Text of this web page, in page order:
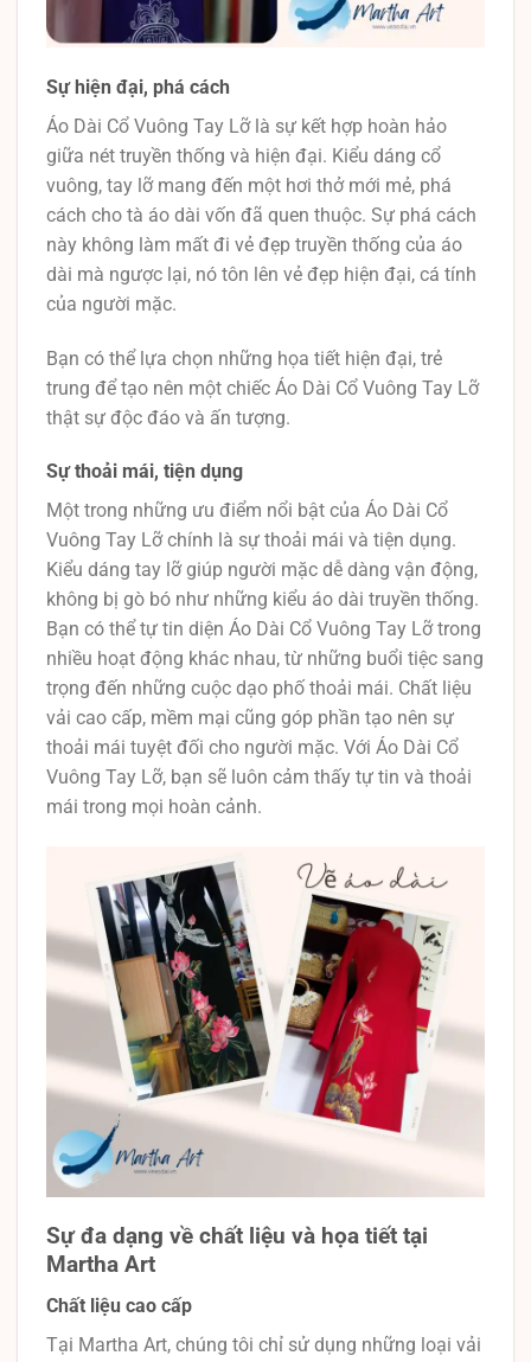
Sự hiện đại, phá cách
Áo Dài Cổ Vuông Tay Lỡ là sự kết hợp hoàn hảo
giữa nét truyền thống và hiện đại. Kiểu dáng cổ
vuông, tay lỡ mang đến một hơi thở mới mẻ, phá
cách cho tà áo dài vốn đã quen thuộc. Sự phá cách
này không làm mất đi vẻ đẹp truyền thống của áo
dài mà ngược lại, nó tôn lên vẻ đẹp hiện đại, cá tính
của người mặc.
Bạn có thể lựa chọn những họa tiết hiện đại, trẻ
trung để tạo nên một chiếc Áo Dài Cổ Vuông Tay Lỡ
thật sự độc đáo và ấn tượng.
Sự thoải mái, tiện dụng
Một trong những ưu điểm nổi bật của Áo Dài Cổ
Vuông Tay Lỡ chính là sự thoải mái và tiện dụng.
Kiểu dáng tay lỡ giúp người mặc dễ dàng vận động,
không bị gò bó như những kiểu áo dài truyền thống.
Bạn có thể tự tin diện Áo Dài Cổ Vuông Tay Lỡ trong
nhiều hoạt động khác nhau, từ những buổi tiệc sang
trọng đến những cuộc dạo phố thoải mái. Chất liệu
vải cao cấp, mềm mại cũng góp phần tạo nên sự
thoải mái tuyệt đối cho người mặc. Với Áo Dài Cổ
Vuông Tay Lỡ, bạn sẽ luôn cảm thấy tự tin và thoải
mái trong mọi hoàn cảnh.
Sự đa dạng về chất liệu và họa tiết tại
Martha Art
Chất liệu cao cấp
Tại Martha Art, chúng tôi chỉ sử dụng những loại vải